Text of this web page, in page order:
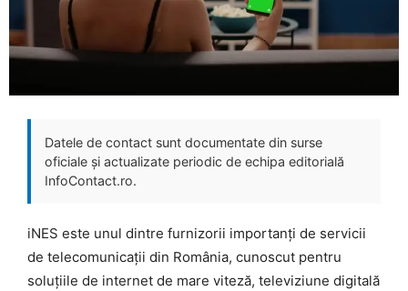
Datele de contact sunt documentate din surse
oficiale și actualizate periodic de echipa editorială
InfoContact.ro.
iNES este unul dintre furnizorii importanți de servicii
de telecomunicații din România, cunoscut pentru
soluțiile de internet de mare viteză, televiziune digitală